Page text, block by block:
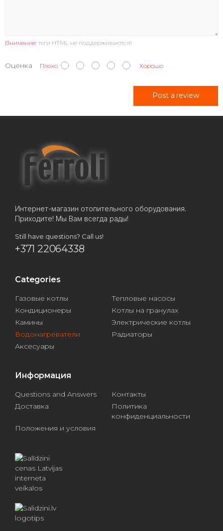
Внимание: теги HTML не поддерживаются!
Оценка Плохо Хорошо
Post a review
Интернет-магазин отопительного оборудования.
Приходите! Мы Вам всегда рады!
Still have questions? Call us!
+371 22064338
Categories
Газовые котлы
Тепловые насосы
Кондиционеры
Котлы на гранулах
Камины
Электрические котлы
Водонагреватели
Радиаторы
Аксесуары
Информация
Questions and Answers
Контакты
Доставка
Политика
конфиденциальности
Положения и условия